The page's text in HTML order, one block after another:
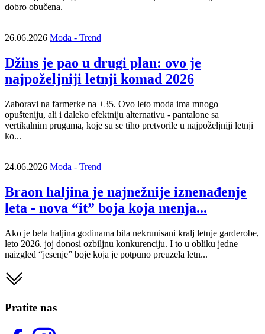
dobro obučena.
26.06.2026 Moda - Trend
Džins je pao u drugi plan: ovo je
najpoželjniji letnji komad 2026
Zaboravi na farmerke na +35. Ovo leto moda ima mnogo
opušteniju, ali i daleko efektniju alternativu - pantalone sa
vertikalnim prugama, koje su se tiho pretvorile u najpoželjniji letnji
ko...
24.06.2026 Moda - Trend
Braon haljina je najnežnije iznenađenje
leta - nova “it” boja koja menja...
Ako je bela haljina godinama bila nekrunisani kralj letnje garderobe,
leto 2026. joj donosi ozbiljnu konkurenciju. I to u obliku jedne
naizgled “jesenje” boje koja je potpuno preuzela letn...
Pratite nas